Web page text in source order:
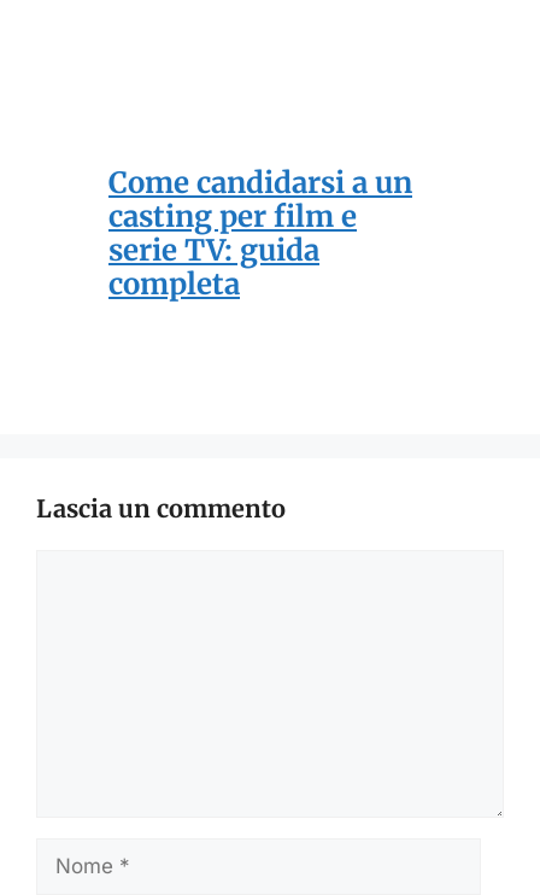
Come candidarsi a un
casting per film e
serie TV: guida
completa
Lascia un commento